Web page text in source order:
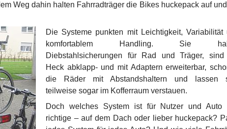
Weg dahin halten Fahrradträger die Bikes huckepack auf
Die Systeme punkten mit Leichtigkeit, Variabilität
komfortablem Handling. Sie
Diebstahlsicherungen für Rad und Träger, sind
Heck abklapp- und mit Adaptern erweiterbar,
die Räder mit Abstandshaltern und lassen
teilweise sogar im Kofferraum verstauen.
Doch welches System ist für Nutzer und Auto
richtige – auf dem Dach oder lieber huckepack?